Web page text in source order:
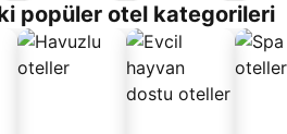
Apart
Daire
popüler otel kategorileri